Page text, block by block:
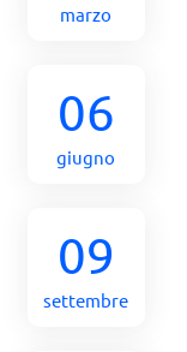
marzo
06
giugno
09
settembre